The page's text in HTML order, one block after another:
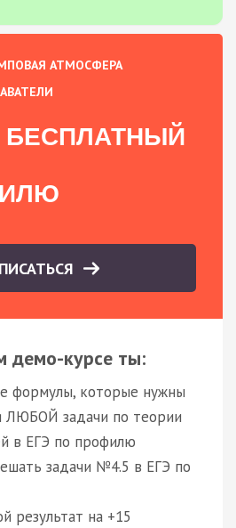
АТМОСФЕРА
БЕСПЛАТНЫЙ
демо-курсе ты:
формулы, которые нужны
ЛЮБОЙ задачи по теории
в ЕГЭ по профилю
задачи №4.5 в ЕГЭ по
результат на +15